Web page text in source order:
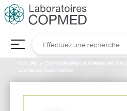
Accueil
Compléments alimentaires
Les huiles essentielles